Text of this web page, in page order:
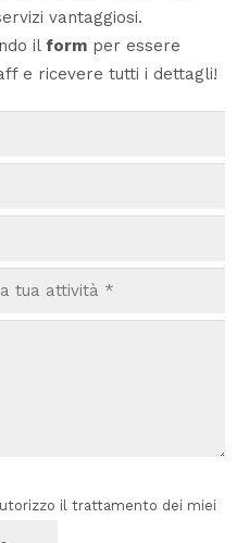
vantaggiosi.
il form per essere
e ricevere tutti i dettagli!
il trattamento dei miei